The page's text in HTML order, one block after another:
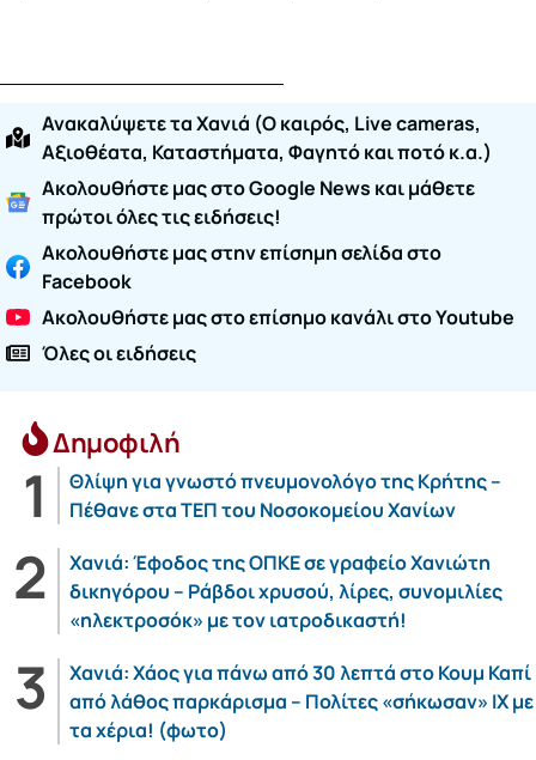
Ανακαλύψετε τα Χανιά (O καιρός, Live cameras,
Αξιοθέατα, Καταστήματα, Φαγητό και ποτό κ.α.)
Ακολουθήστε μας στο Google News και μάθετε
πρώτοι όλες τις ειδήσεις!
Ακολουθήστε μας στην επίσημη σελίδα στο
Facebook
Ακολουθήστε μας στο επίσημο κανάλι στο Youtube
Όλες οι ειδήσεις
Δημοφιλή
Θλίψη για γνωστό πνευμονολόγο της Κρήτης –
Πέθανε στα ΤΕΠ του Νοσοκομείου Χανίων
Χανιά: Έφοδος της ΟΠΚΕ σε γραφείο Χανιώτη
δικηγόρου – Ράβδοι χρυσού, λίρες, συνομιλίες
«ηλεκτροσόκ» με τον ιατροδικαστή!
Χανιά: Χάος για πάνω από 30 λεπτά στο Κουμ Καπί
από λάθος παρκάρισμα – Πολίτες «σήκωσαν» ΙΧ με
τα χέρια! (φωτο)